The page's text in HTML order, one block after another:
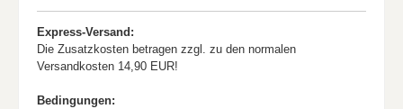
Express-Versand:
Die Zusatzkosten betragen zzgl. zu den normalen
Versandkosten 14,90 EUR!
Bedingungen: